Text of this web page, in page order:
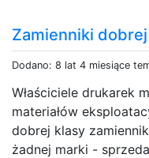
Zamienniki
Dodano: 8 lat 4 miesiące
Właściciele drukarek
materiałów
dobrej klasy
żadnej marki -